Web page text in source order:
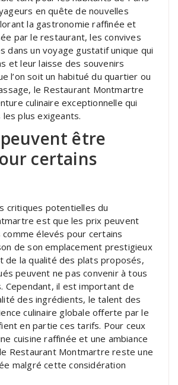
en quête de nouvelles
la gastronomie raffinée et
par le restaurant, les convives
dans un voyage gustatif unique qui
et leur laisse des souvenirs
l’on soit un habitué du quartier ou
le Restaurant Montmartre
culinaire exceptionnelle qui
plus exigeants.
être
certains
critiques potentielles du
est que les prix peuvent
élevés pour certains
de son emplacement prestigieux
de la qualité des plats proposés,
peuvent ne pas convenir à tous
Cependant, il est important de
des ingrédients, le talent des
culinaire globale offerte par le
en partie ces tarifs. Pour ceux
cuisine raffinée et une ambiance
Restaurant Montmartre reste une
malgré cette considération